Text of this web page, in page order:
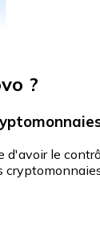
?
d'avoir le